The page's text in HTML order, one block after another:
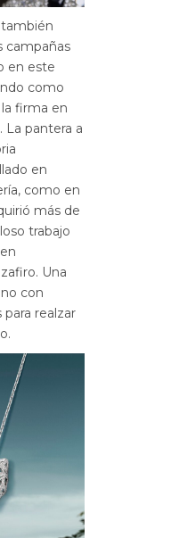
campañas
en este
como
firma en
La pantera a
en
como en
más de
trabajo
Una
con
realzar